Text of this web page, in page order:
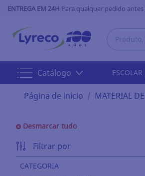
ENTREGA EM 24H Para qualquer pedido
Catálogo ESCOLAR
Página de inicio MATERIAL
Desmarcar tudo
Filtrar por
CATEGORIA